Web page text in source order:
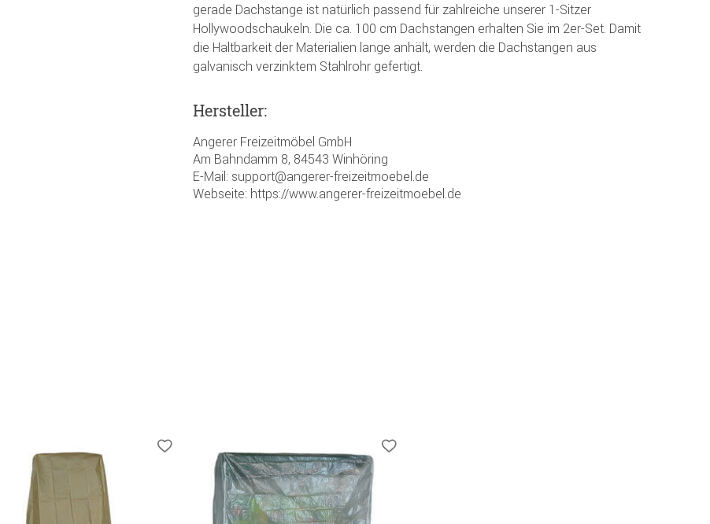
gerade Dachstange ist natürlich passend für zahlreiche unserer 1-Sitzer
Hollywoodschaukeln. Die ca. 100 cm Dachstangen erhalten Sie im 2er-Set. Damit
die Haltbarkeit der Materialien lange anhält, werden die Dachstangen aus
galvanisch verzinktem Stahlrohr gefertigt.
Hersteller:
Angerer Freizeitmöbel GmbH
Am Bahndamm 8, 84543 Winhöring
E-Mail: support@angerer-freizeitmoebel.de
Webseite: https://www.angerer-freizeitmoebel.de